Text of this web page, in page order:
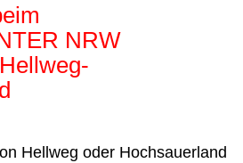
NRW
Hellweg oder Hochsauerland